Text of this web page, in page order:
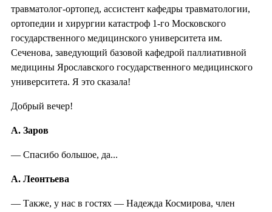
травматолог-ортопед, ассистент кафедры травматологии,
ортопедии и хирургии катастроф 1-го Московского
государственного медицинского университета им.
Сеченова, заведующий базовой кафедрой паллиативной
медицины Ярославского государственного медицинского
университета. Я это сказала!
Добрый вечер!
А. Заров
— Спасибо большое, да...
А. Леонтьева
— Также, у нас в гостях — Надежда Космирова, член